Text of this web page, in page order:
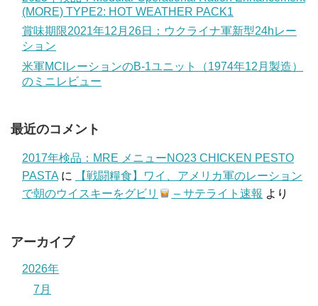
(MORE) TYPE2: HOT WEATHER PACK1
賞味期限2021年12月26日：ウクライナ軍新型24hレー
ション
米軍MCIレーションのB-1ユニット（1974年12月製造）
のミニレビュー
最近のコメント
2017年検品：MRE メニューNO23 CHICKEN PESTO
PASTA に
【戦闘糧食】ワイ、アメリカ軍のレーション
で朝のウイスキーをグビリ
– サテライト速報 より
アーカイブ
2026年
7月